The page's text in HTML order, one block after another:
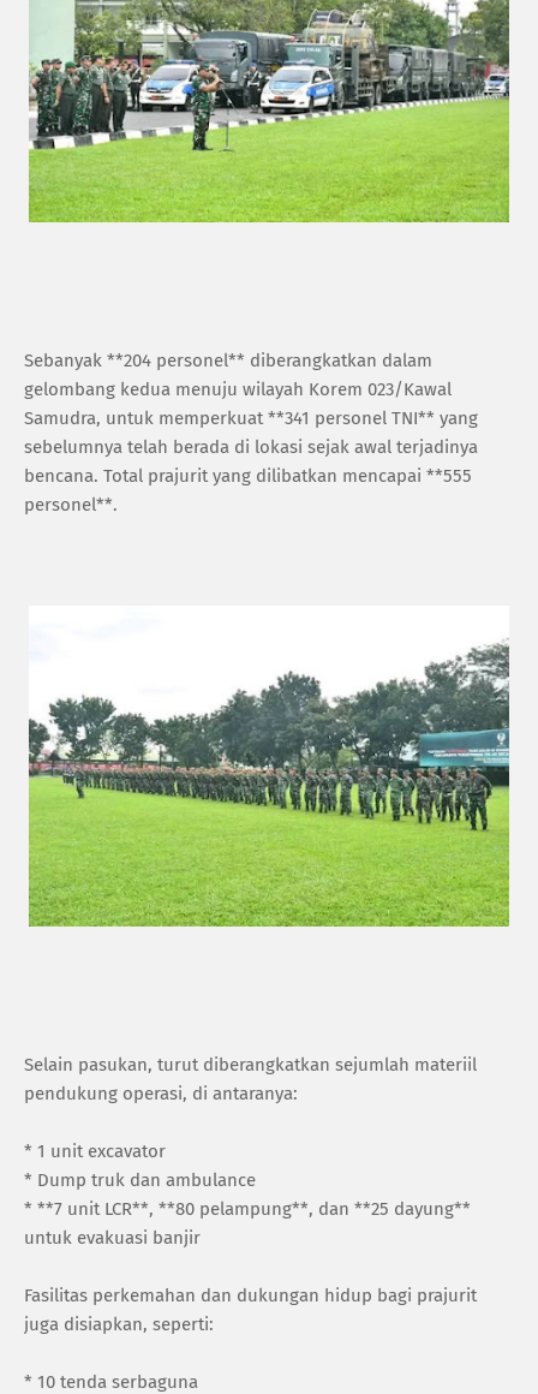
Sebanyak **204 personel** diberangkatkan dalam
gelombang kedua menuju wilayah Korem 023/Kawal
Samudra, untuk memperkuat **341 personel TNI** yang
sebelumnya telah berada di lokasi sejak awal terjadinya
bencana. Total prajurit yang dilibatkan mencapai **555
personel**.
Selain pasukan, turut diberangkatkan sejumlah materiil
pendukung operasi, di antaranya:
* 1 unit excavator
* Dump truk dan ambulance
* **7 unit LCR**, **80 pelampung**, dan **25 dayung**
untuk evakuasi banjir
Fasilitas perkemahan dan dukungan hidup bagi prajurit
juga disiapkan, seperti:
* 10 tenda serbaguna